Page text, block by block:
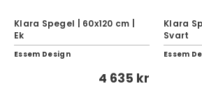
Klara Spegel | 60x120 cm |
Ek
Essem Design
4 635 kr
Klara
Svart
Essem